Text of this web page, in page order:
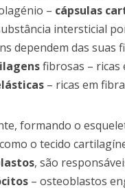
– cápsulas
intersticial
dependem das suas
fibrosas – ricas
– ricas em
formando o
o tecido
, são
– osteoblastos